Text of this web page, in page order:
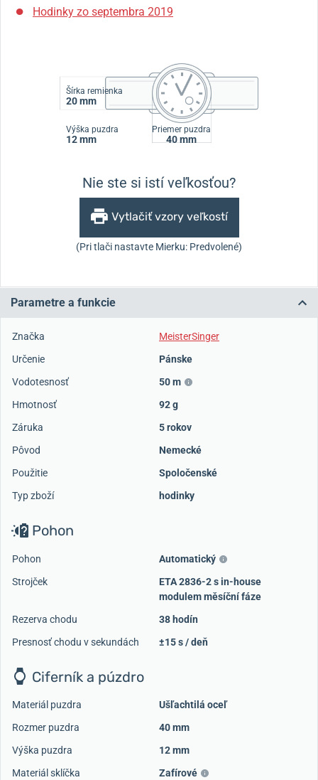
Hodinky zo septembra 2019
Šírka remienka
20 mm
Výška puzdra
12 mm
Priemer puzdra
40 mm
Nie ste si istí veľkosťou?
Vytlačiť vzory veľkostí
(Pri tlači nastavte Mierku: Predvolené)
Parametre a funkcie
Značka
MeisterSinger
Určenie
Pánske
Vodotesnosť
50 m
Hmotnosť
92 g
Záruka
5 rokov
Pôvod
Nemecké
Použitie
Spoločenské
Typ zboží
hodinky
Pohon
Pohon
Automatický
Strojček
ETA 2836-2 s in-house
modulem měsíční fáze
Rezerva chodu
38 hodín
Presnosť chodu v sekundách
±15 s / deň
Ciferník a púzdro
Materiál puzdra
Ušľachtilá oceľ
Rozmer puzdra
40 mm
Výška puzdra
12 mm
Materiál sklíčka
Zafírové